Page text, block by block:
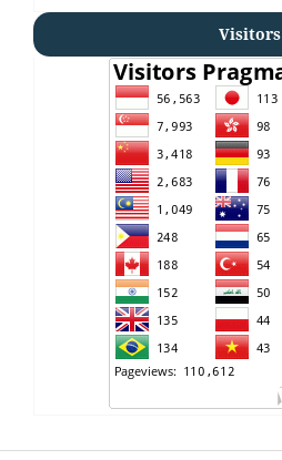
Visitors